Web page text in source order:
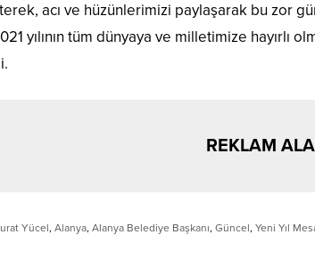
acı ve hüzünlerimizi paylaşarak bu zor
yılının tüm dünyaya ve milletimize hayırlı
REKLAM
Yücel, Alanya, Alanya Belediye Başkanı, Güncel, Yeni Yıl